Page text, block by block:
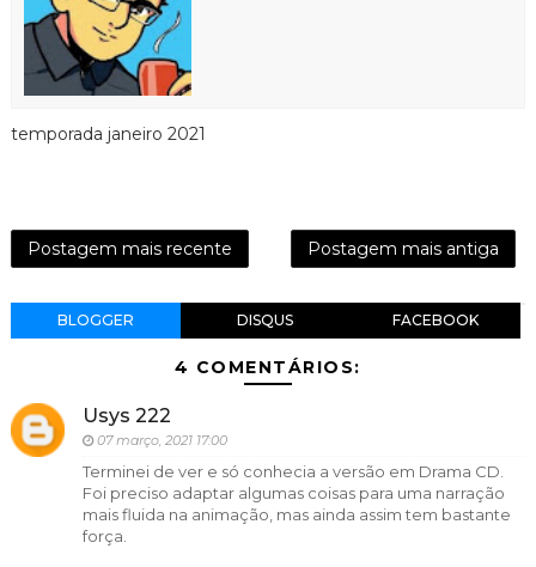
temporada janeiro 2021
Postagem mais recente Postagem mais antiga
BLOGGER DISQUS FACEBOOK
4 COMENTÁRIOS:
Usys 222
07 março, 2021 17:00
Terminei de ver e só conhecia a versão em Drama CD.
Foi preciso adaptar algumas coisas para uma narração
mais fluida na animação, mas ainda assim tem bastante
força.